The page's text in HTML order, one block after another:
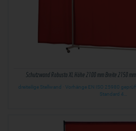
Schutzwand Robusto XL Höhe 2100 mm Breite 2150
dreiteilige Stellwand · Vorhänge EN ISO 25980
Standard 4…